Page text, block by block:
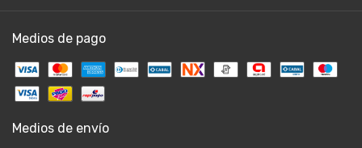
Medios de pago
Medios de envío